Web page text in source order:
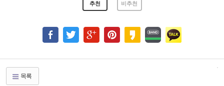
추천 비추천
목록